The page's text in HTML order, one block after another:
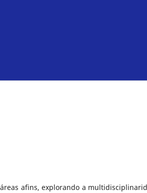
afins, explorando a